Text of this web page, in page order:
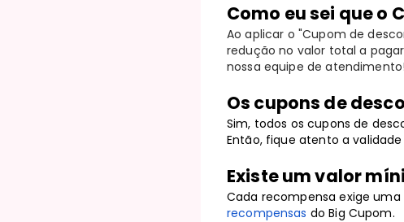
Como eu sei que o
Ao aplicar o "Cupom de
redução no valor total a
nossa equipe de atendimento!
Os cupons de
Sim, todos os cupons de
Então, fique atento a
Existe um valor
Cada recompensa exige
recompensas do Big Cupom.